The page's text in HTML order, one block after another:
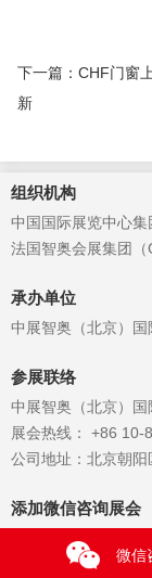
下一篇：CHF门窗
新
组织机构
中国国际展览中心集
法国智奥会展集团（
承办单位
中展智奥（北京）国
参展联络
中展智奥（北京）国
展会热线： +86 10-
公司地址：北京朝
添加微信咨询展会
微信